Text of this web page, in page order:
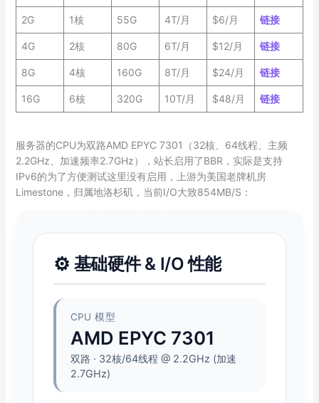
2G 1核 55G 4T/月 $6/月 链接
4G 2核 80G 6T/月 $12/月 链接
8G 4核 160G 8T/月 $24/月 链接
16G 6核 320G 10T/月 $48/月 链接
服务器的CPU为双路AMD EPYC 7301（32核、64线程、主频
2.2GHz、加速频率2.7GHz），站长启用了BBR，实际是支持
IPv6的为了方便测试这里没有启用，上游为美国老牌机房
Limestone，归属地洛杉矶，当前I/O大致854MB/S：
⚙️ 基础硬件 & I/O 性能
CPU 模型
AMD EPYC 7301
双路 · 32核/64线程 @ 2.2GHz (加速
2.7GHz)